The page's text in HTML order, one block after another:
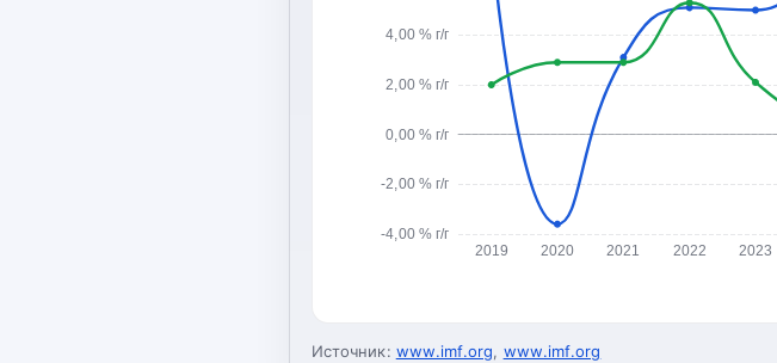
-4,00 % г/г
-2,00 % г/г
0,00 % г/г
2,00 % г/г
4,00 % г/г
2019 2020 2021 2022 2023
Источник: www.imf.org, www.imf.org